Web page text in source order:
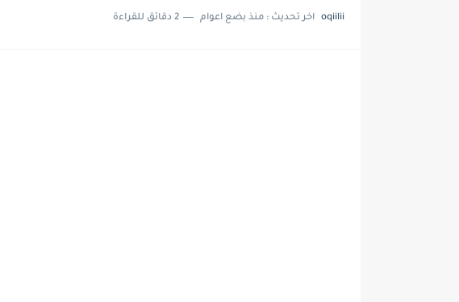
oqiilii اخر تحديث : منذ بضع اعوام 2 دقائق للقراءة